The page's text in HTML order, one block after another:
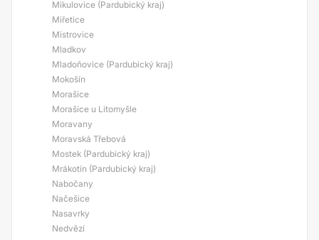
Mikulovice (Pardubický kraj)
Miřetice
Mistrovice
Mladkov
Mladoňovice (Pardubický kraj)
Mokošín
Morašice
Morašice u Litomyšle
Moravany
Moravská Třebová
Mostek (Pardubický kraj)
Mrákotín (Pardubický kraj)
Nabočany
Načešice
Nasavrky
Nedvězí